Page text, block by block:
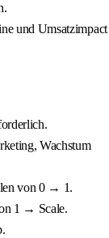
und Umsatzimpact
Wachstum
von 0 → 1.
1 → Scale.